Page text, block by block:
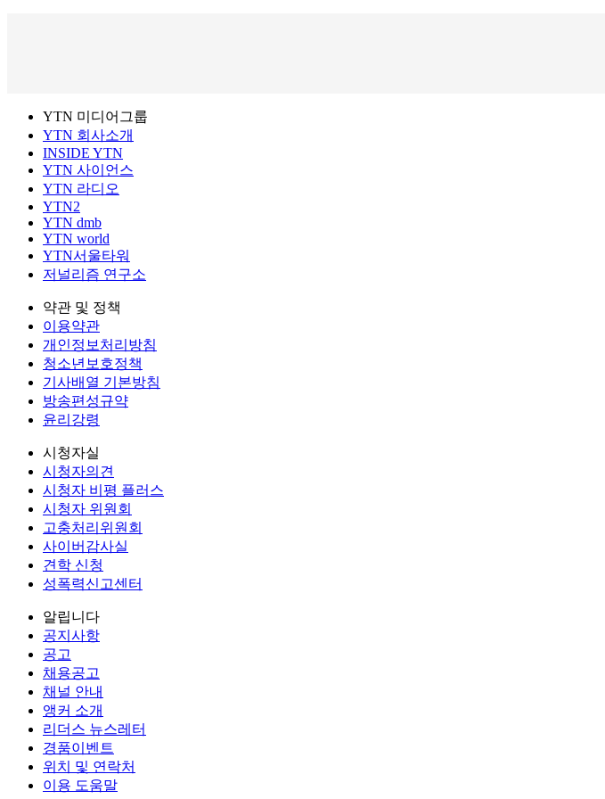
YTN 미디어그룹
YTN 회사소개
INSIDE YTN
YTN 사이언스
YTN 라디오
YTN2
YTN dmb
YTN world
YTN서울타워
저널리즘 연구소
약관 및 정책
이용약관
개인정보처리방침
청소년보호정책
기사배열 기본방침
방송편성규약
윤리강령
시청자실
시청자의견
시청자 비평 플러스
시청자 위원회
고충처리위원회
사이버감사실
견학 신청
성폭력신고센터
알립니다
공지사항
공고
채용공고
채널 안내
앵커 소개
리더스 뉴스레터
경품이벤트
위치 및 연락처
이용 도움말